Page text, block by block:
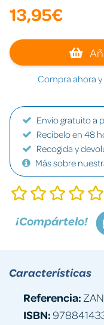
13,95€
Compra ahora y
Envío gratuito a
Recíbelo en 48
Recogida y
Más sobre
¡Compártelo!
Características
Referencia:
ISBN: